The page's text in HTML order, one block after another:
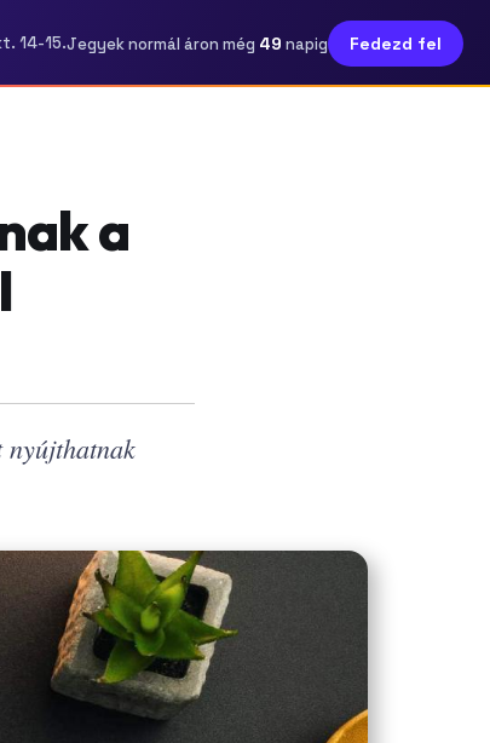
14-15.Jegyek normál áron még 49 napig Fedezd fel
a